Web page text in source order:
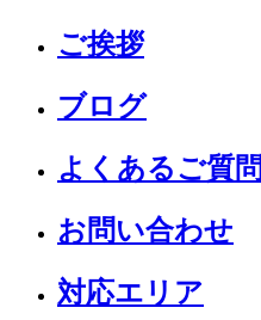
ご挨拶
ブログ
よくあるご質問
お問い合わせ
対応エリア